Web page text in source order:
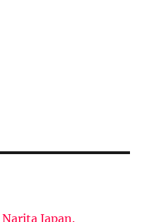
Japan.